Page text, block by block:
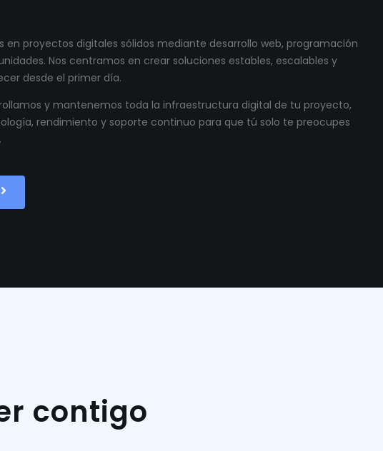
en proyectos digitales sólidos mediante desarrollo web, programación
Nos centramos en crear soluciones estables, escalables y
desde el primer día.
y mantenemos toda la infraestructura digital de tu proyecto,
rendimiento y soporte continuo para que tú solo te preocupes
contigo